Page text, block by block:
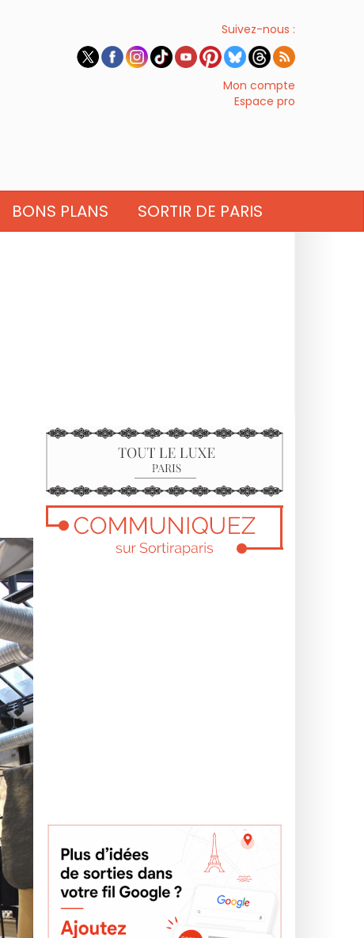
Suivez-nous :
Mon compte
Espace pro
BONS PLANS SORTIR DE PARIS